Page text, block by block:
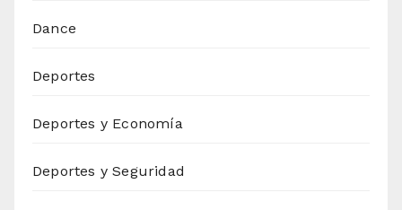
Dance
Deportes
Deportes y Economía
Deportes y Seguridad